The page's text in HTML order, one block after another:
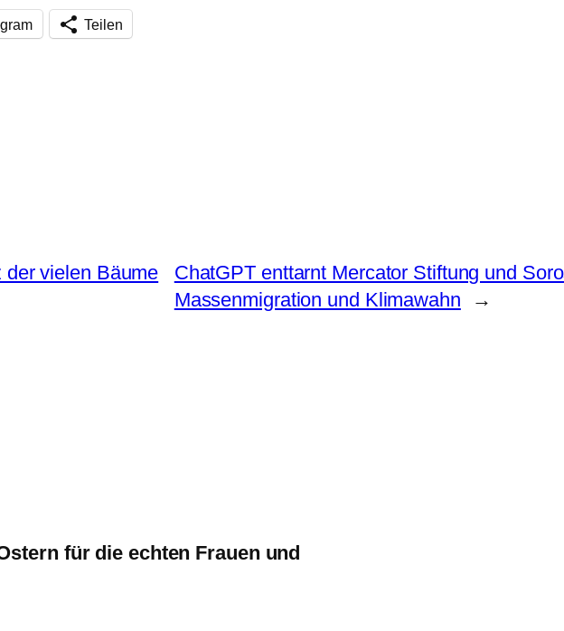
Teilen
der vielen Bäume
ChatGPT enttarnt Mercator Stiftung und
Massenmigration und Klimawahn
→
für die echten Frauen und